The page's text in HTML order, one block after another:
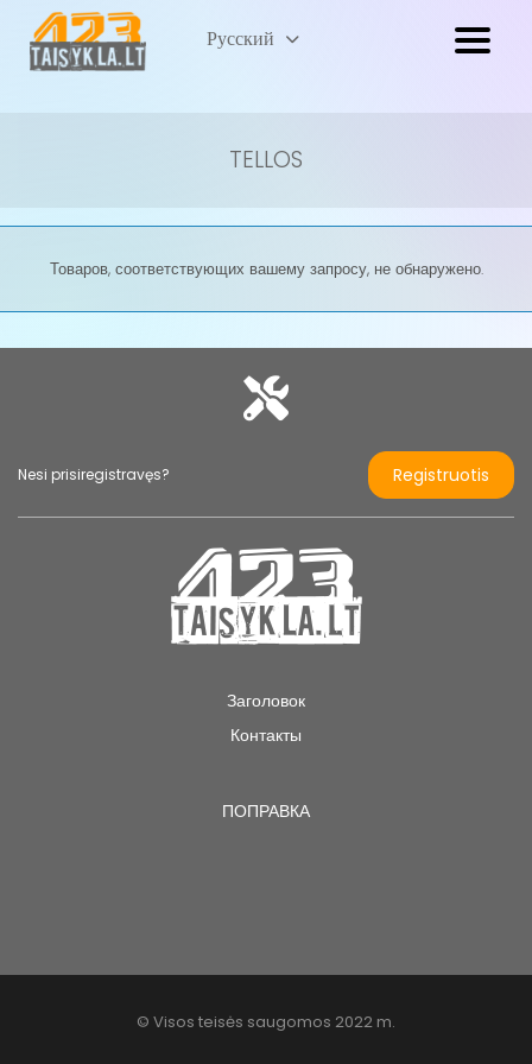
Lietuvių Литовский
Русский
TELLOS
Товаров, соответствующих вашему запросу, не обнаружено.
Nesi prisiregistravęs? Registruotis
Заголовок
Контакты
ПОПРАВКА
© Visos teisės saugomos 2022 m.